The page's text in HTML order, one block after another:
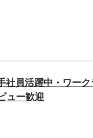
社員活躍中・ワー
ュー歓迎